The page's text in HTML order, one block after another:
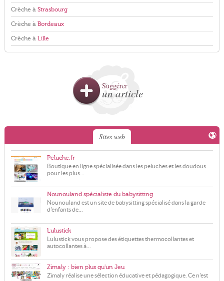
Crèche à Strasbourg
Crèche à Bordeaux
Crèche à Lille
Suggérer
un article
Sites web
Peluche.fr
Boutique en ligne spécialisée dans les peluches et les doudous
pour les plus...
Nounouland spécialiste du babysitting
Nounouland est un site de babysitting spécialisé dans la garde
d'enfants de...
Lulustick
Lulustick vous propose des étiquettes thermocollantes et
autocollantes à...
Zimaly : bien plus qu'un Jeu
Zimaly réalise une sélection éducative et pédagogique. Ce n'est